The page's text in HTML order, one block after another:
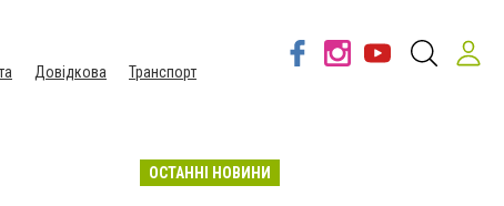
Довідкова Транспорт
ОСТАННІ НОВИНИ